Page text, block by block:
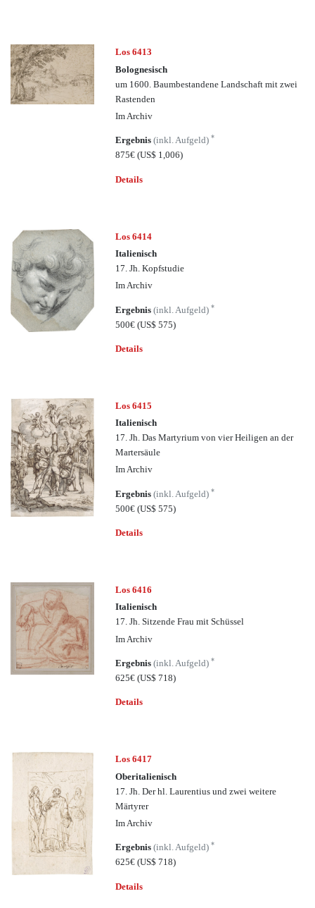
Los 6413
Bolognesisch
um 1600. Baumbestandene Landschaft mit zwei
Rastenden
Im Archiv
Ergebnis(inkl. Aufgeld)*
875€(US$ 1,006)
Details
Los 6414
Italienisch
17. Jh. Kopfstudie
Im Archiv
Ergebnis(inkl. Aufgeld)*
500€(US$ 575)
Details
Los 6415
Italienisch
17. Jh. Das Martyrium von vier Heiligen an der
Martersäule
Im Archiv
Ergebnis(inkl. Aufgeld)*
500€(US$ 575)
Details
Los 6416
Italienisch
17. Jh. Sitzende Frau mit Schüssel
Im Archiv
Ergebnis(inkl. Aufgeld)*
625€(US$ 718)
Details
Los 6417
Oberitalienisch
17. Jh. Der hl. Laurentius und zwei weitere
Märtyrer
Im Archiv
Ergebnis(inkl. Aufgeld)*
625€(US$ 718)
Details